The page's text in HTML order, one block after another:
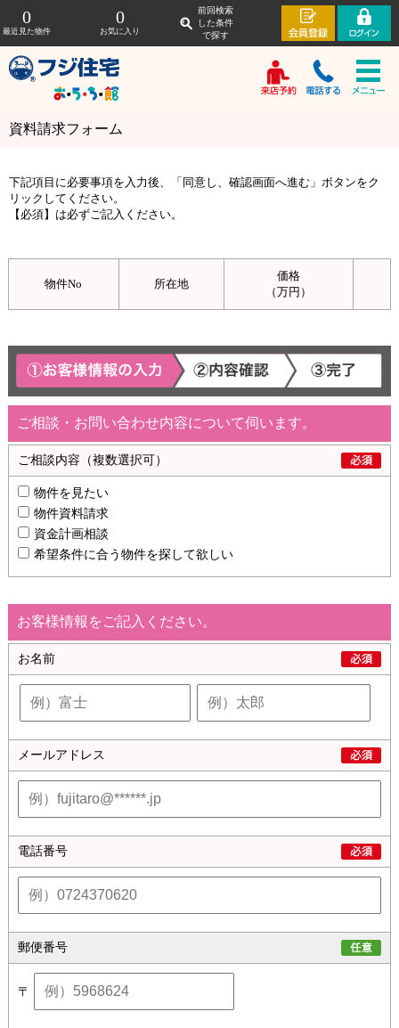
0
最近見た物件
0
お気に入り
前回検索
した条件
で探す
資料請求フォーム
下記項目に必要事項を入力後、「同意し、確認画面へ進む」ボタンをク
リックしてください。
【必須】は必ずご記入ください。
物件No 所在地
価格
（万円）
ご相談・お問い合わせ内容について伺います。
ご相談内容 （複数選択可）
物件を見たい
物件資料請求
資金計画相談
希望条件に合う物件を探して欲しい
お客様情報をご記入ください。
お名前
メールアドレス
電話番号
郵便番号
〒